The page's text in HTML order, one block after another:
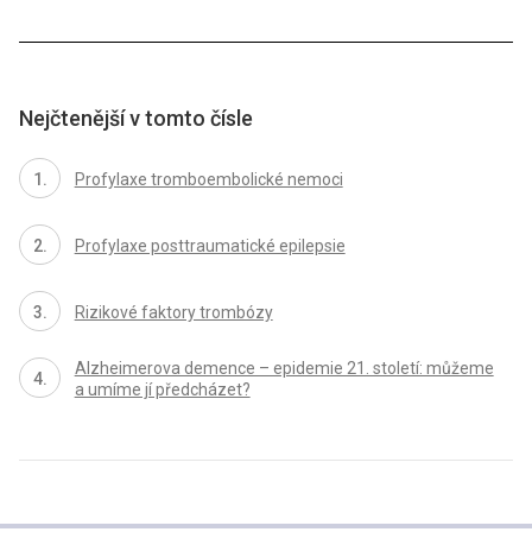
Nejčtenější v tomto čísle
Profylaxe tromboembolické nemoci
Profylaxe posttraumatické epilepsie
Rizikové faktory trombózy
Alzheimerova demence – epidemie 21. století: můžeme
a umíme jí předcházet?